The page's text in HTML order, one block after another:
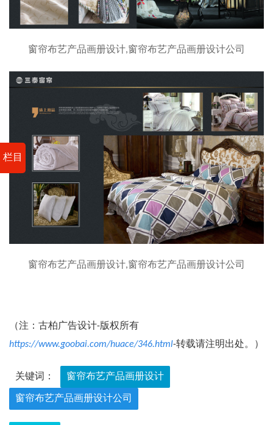
栏目
窗帘布艺产品画册设计,窗帘布艺产品画册设计公司
窗帘布艺产品画册设计,窗帘布艺产品画册设计公司
（注：古柏广告设计-版权所有
https://www.goobai.com/huace/346.html-转载请注明出处。）
关键词： 窗帘布艺产品画册设计
窗帘布艺产品画册设计公司